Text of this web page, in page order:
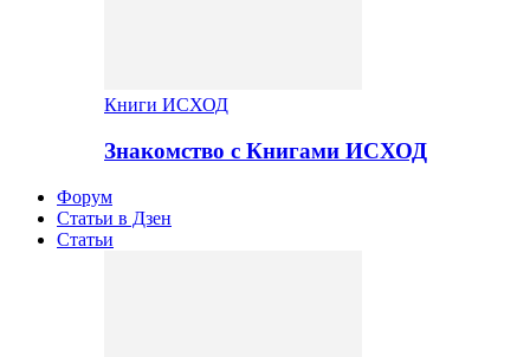
Книги ИСХОД
Знакомство с Книгами ИСХОД
Форум
Статьи в Дзен
Статьи